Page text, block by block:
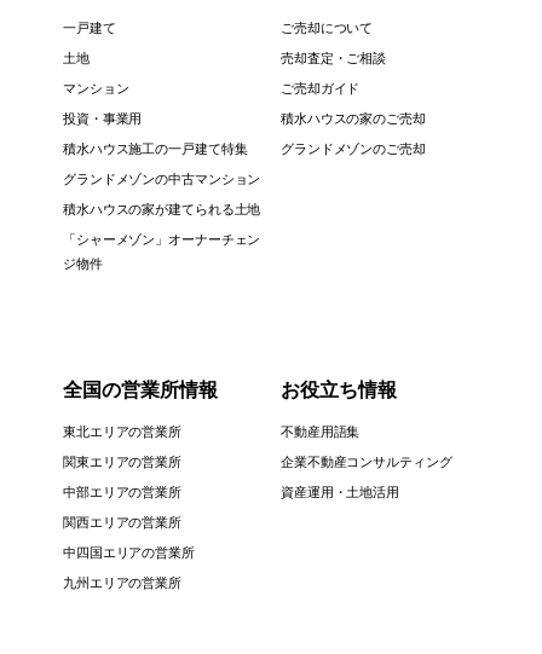
一戸建て
土地
マンション
投資・事業用
積水ハウス施工の一戸建て特集
グランドメゾンの中古マンション
積水ハウスの家が建てられる土地
「シャーメゾン」オーナーチェン
ジ物件
ご売却について
売却査定・ご相談
ご売却ガイド
積水ハウスの家のご売却
グランドメゾンのご売却
全国の営業所情報
東北エリアの営業所
関東エリアの営業所
中部エリアの営業所
関西エリアの営業所
中四国エリアの営業所
九州エリアの営業所
お役立ち情報
不動産用語集
企業不動産コンサルティング
資産運用・土地活用